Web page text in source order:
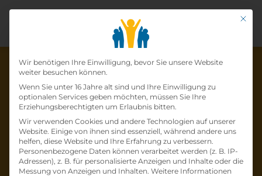
Die Lehrstelle wurde schon
besetzt!
Die LehrstelleLehrling im Einzelhandel (w /m
/d)beiLidl Österreich GmbHist schonbesetzt
Mit
Datenschutz-
Wir benötigen Ihre Einwilligung, bevor Sie unsere Website
weiter besuchen können.
Wenn Sie unter 16 Jahre alt sind und Ihre Einwilligung zu
optionalen Services geben möchten, müssen Sie Ihre
Erziehungsberechtigten um Erlaubnis bitten.
Wir verwenden Cookies und andere Technologien auf unserer
Website. Einige von ihnen sind essenziell, während andere uns
helfen, diese Website und Ihre Erfahrung zu verbessern.
Personenbezogene Daten können verarbeitet werden (z. B. IP-
Adressen), z. B. für personalisierte Anzeigen und Inhalte oder die
Messung von Anzeigen und Inhalten. Weitere Informationen